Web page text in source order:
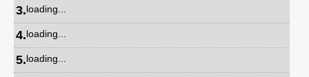
3.loading...
4.loading...
5.loading...